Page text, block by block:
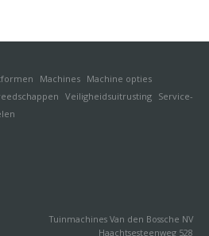
Machines Machine opties
Veiligheidsuitrusting Service-
Tuinmachines Van den Bossche NV
Haachtsesteenweg 528